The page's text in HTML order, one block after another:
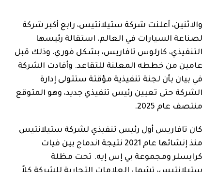
والاثنين، أعلنت شركة ستيلانتيس، رابع أكبر شركة
لصناعة السيارات في العالم، استقالة رئيسها
التنفيذي، كارلوس تافاريس، بشكل فوري، وذلك قبل
عامين من خططه المعلنة للتقاعد. وأفادت الشركة
في بيان بأن لجنة تنفيذية مؤقتة ستتولى إدارة
الشركة حتى تعيين رئيس تنفيذي جديد، وهو المتوقع
منتصف عام 2025.
كان تافاريس أول رئيس تنفيذي لشركة ستيلانتيس
منذ إنشائها عام 2021 نتيجة اندماج بين فيات
كرايسلر ومجموعة بي إس إيه. تحت مظلة